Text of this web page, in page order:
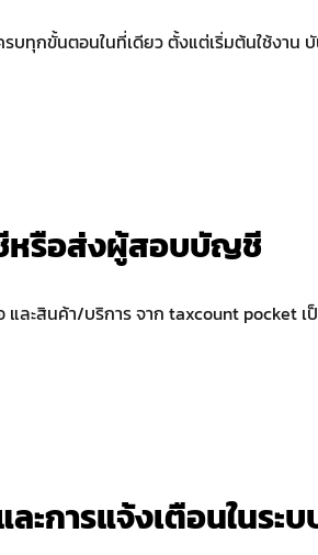
ทุกขั้นตอนในที่เดียว ตั้งแต่เริ่มต้นใช้งาน
หรือส่งผู้สอบบัญชี
ละสินค้า/บริการ จาก taxcount pocket
ะการแจ้งเตือนในระบ